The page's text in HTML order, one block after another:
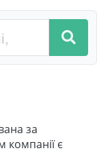
за
є